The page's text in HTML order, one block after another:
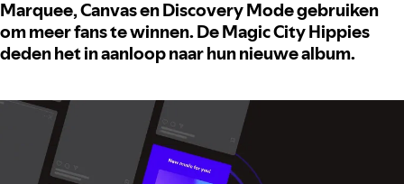
Marquee, Canvas en Discovery Mode gebruiken
om meer fans te winnen. De Magic City Hippies
deden het in aanloop naar hun nieuwe album.